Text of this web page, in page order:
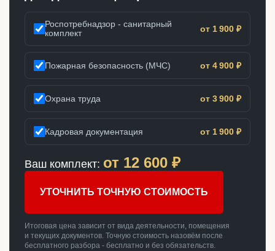
Роспотребнадзор - санитарный
комплект
от 1 900 ₽
Пожарная безопасность (МЧС) от 4 900 ₽
Охрана труда от 3 900 ₽
Кадровая документация от 1 900 ₽
Ваш комплект: от 12 600 ₽
УТОЧНИТЬ ТОЧНУЮ СТОИМОСТЬ
Итоговая цена зависит от вида деятельности, помещения
и текущих документов. Точную стоимость назовём после
бесплатного разбора - бесплатно и без обязательств.